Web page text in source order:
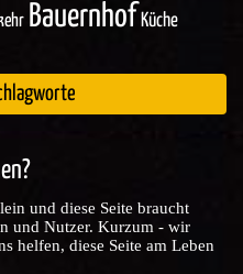
Bauernhof Küche
und diese Seite braucht
und Nutzer. Kurzum - wir
helfen, diese Seite am Leben